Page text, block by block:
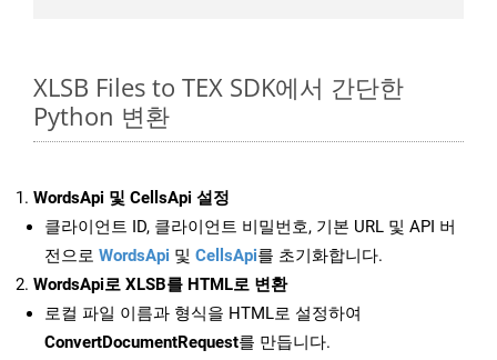
XLSB Files to TEX SDK에서 간단한
Python 변환
WordsApi 및 CellsApi 설정
클라이언트 ID, 클라이언트 비밀번호, 기본 URL 및 API 버
전으로 WordsApi 및 CellsApi를 초기화합니다.
WordsApi로 XLSB를 HTML로 변환
로컬 파일 이름과 형식을 HTML로 설정하여
ConvertDocumentRequest를 만듭니다.